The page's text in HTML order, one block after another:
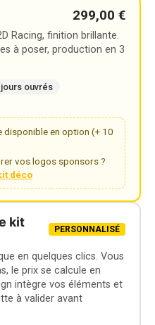
299,00 €
Racing, finition brillante.
à poser, production en 3
jours ouvrés
disponible en option (+ 10
vos logos sponsors ?
déco
kit
PERSONNALISÉ
en quelques clics. Vous
le prix se calcule en
intègre vos éléments et
à valider avant